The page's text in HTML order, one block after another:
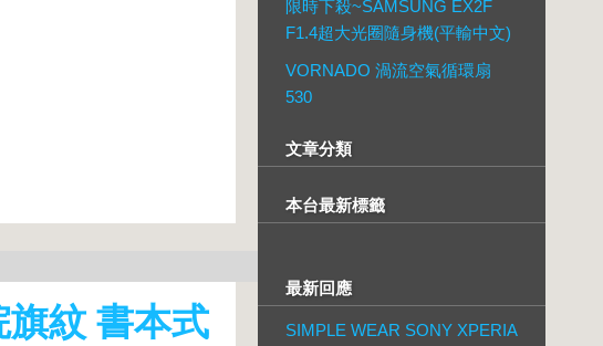
紋 書本式
限時下殺~SAMSUNG EX2F
F1.4超大光圈隨身機(平輸中文)
VORNADO 渦流空氣循環扇
530
文章分類
本台最新標籤
最新回應
SIMPLE WEAR SONY XPERIA